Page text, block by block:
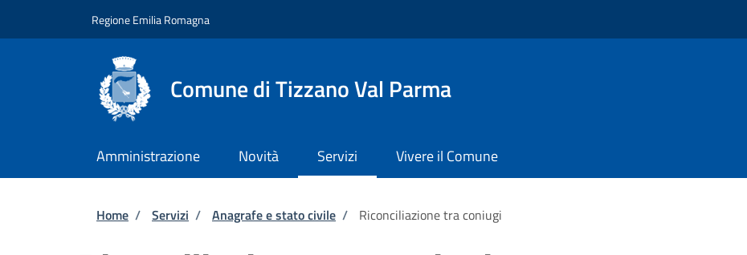
Regione Emilia Romagna
Comune di Tizzano Val Parma
Amministrazione Novità Servizi Vivere il Comune
Briciole di pane
Home / Servizi / Anagrafe e stato civile / Riconciliazione tra coniugi